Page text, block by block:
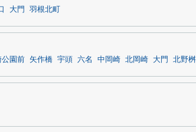
大門 羽根北町
公園前 矢作橋 宇頭 六名 中岡崎 北岡崎 大門 北野